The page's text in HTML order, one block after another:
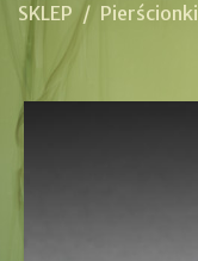
SKLEP / Pierścionki